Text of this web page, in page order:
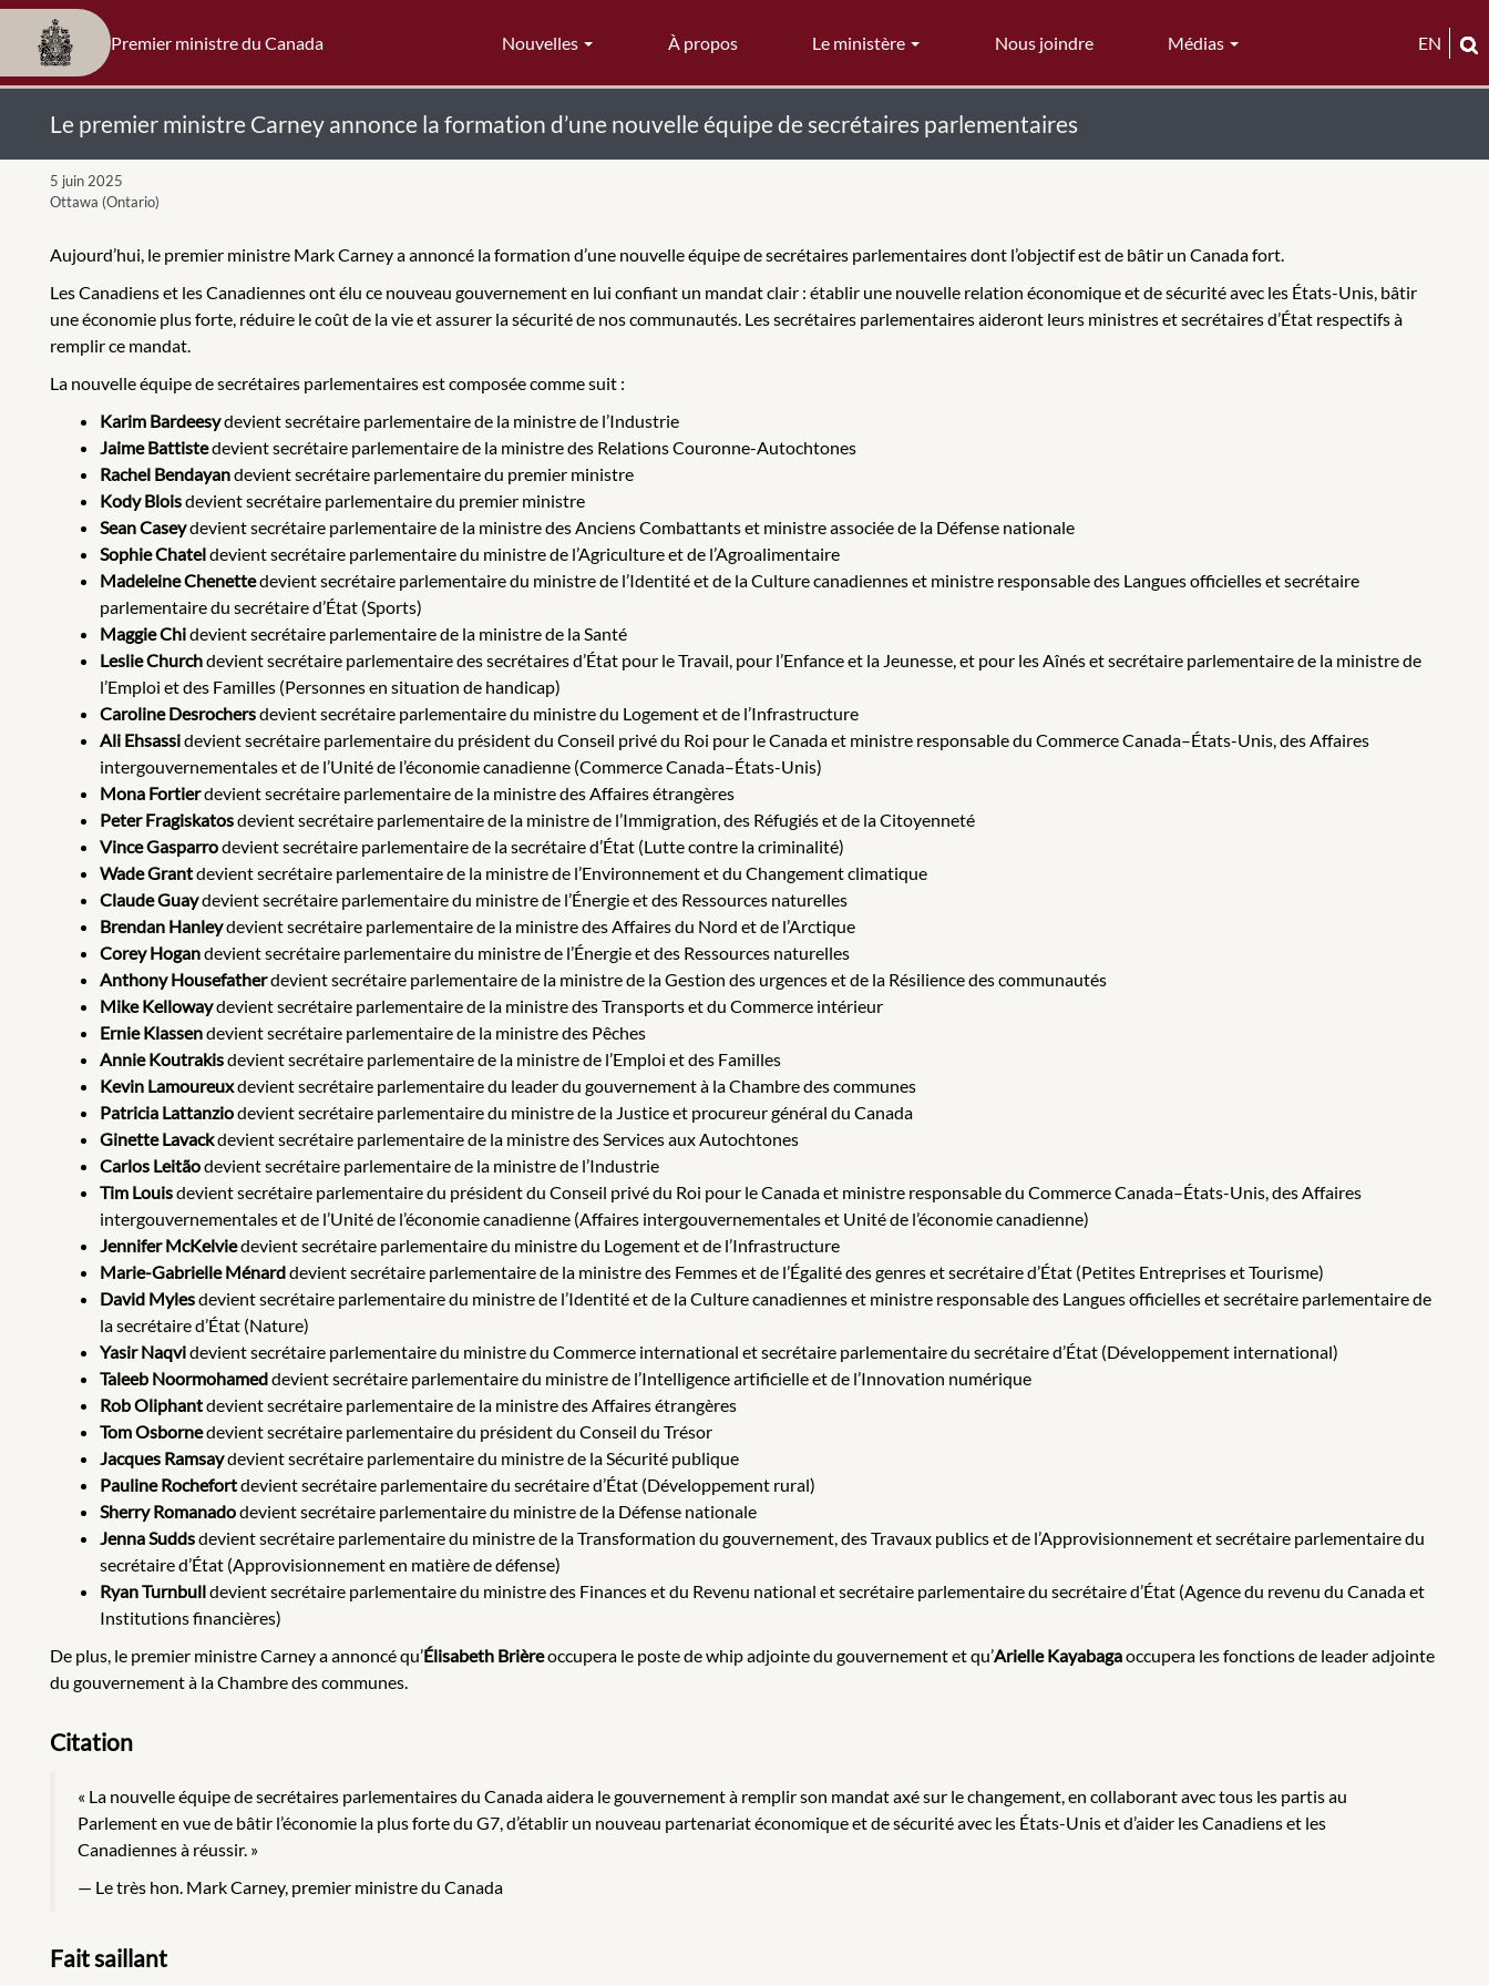
Premier ministre du Canada Nouvelles À propos Le ministère Nous joindre Médias EN
Le premier ministre Carney annonce la formation d’une nouvelle équipe de secrétaires parlementaires
5 juin 2025
Ottawa (Ontario)
Aujourd’hui, le premier ministre Mark Carney a annoncé la formation d’une nouvelle équipe de secrétaires parlementaires dont l’objectif est de bâtir un Canada fort.
Les Canadiens et les Canadiennes ont élu ce nouveau gouvernement en lui confiant un mandat clair : établir une nouvelle relation économique et de sécurité avec les États-Unis, bâtir
une économie plus forte, réduire le coût de la vie et assurer la sécurité de nos communautés. Les secrétaires parlementaires aideront leurs ministres et secrétaires d’État respectifs à
remplir ce mandat.
La nouvelle équipe de secrétaires parlementaires est composée comme suit :
Karim Bardeesydevient secrétaire parlementaire de la ministre de l’Industrie
Jaime Battistedevient secrétaire parlementaire de la ministre des Relations Couronne-Autochtones
Rachel Bendayandevient secrétaire parlementaire du premier ministre
Kody Bloisdevient secrétaire parlementaire du premier ministre
Sean Caseydevient secrétaire parlementaire de la ministre des Anciens Combattants et ministre associée de la Défense nationale
Sophie Chateldevient secrétaire parlementaire du ministre de l’Agriculture et de l’Agroalimentaire
Madeleine Chenettedevient secrétaire parlementaire du ministre de l’Identité et de la Culture canadiennes et ministre responsable des Langues officielles et secrétaire
parlementaire du secrétaire d’État (Sports)
Maggie Chidevient secrétaire parlementaire de la ministre de la Santé
Leslie Churchdevient secrétaire parlementaire des secrétaires d’État pour le Travail, pour l’Enfance et la Jeunesse, et pour les Aînés et secrétaire parlementaire de la ministre de
l’Emploi et des Familles (Personnes en situation de handicap)
Caroline Desrochersdevient secrétaire parlementaire du ministre du Logement et de l’Infrastructure
Ali Ehsassidevient secrétaire parlementaire du président du Conseil privé du Roi pour le Canada et ministre responsable du Commerce Canada–États-Unis, des Affaires
intergouvernementales et de l’Unité de l’économie canadienne (Commerce Canada–États-Unis)
Mona Fortierdevient secrétaire parlementaire de la ministre des Affaires étrangères
Peter Fragiskatosdevient secrétaire parlementaire de la ministre de l’Immigration, des Réfugiés et de la Citoyenneté
Vince Gasparrodevient secrétaire parlementaire de la secrétaire d’État (Lutte contre la criminalité)
Wade Grantdevient secrétaire parlementaire de la ministre de l’Environnement et du Changement climatique
Claude Guaydevient secrétaire parlementaire du ministre de l’Énergie et des Ressources naturelles
Brendan Hanleydevient secrétaire parlementaire de la ministre des Affaires du Nord et de l’Arctique
Corey Hogandevient secrétaire parlementaire du ministre de l’Énergie et des Ressources naturelles
Anthony Housefatherdevient secrétaire parlementaire de la ministre de la Gestion des urgences et de la Résilience des communautés
Mike Kellowaydevient secrétaire parlementaire de la ministre des Transports et du Commerce intérieur
Ernie Klassendevient secrétaire parlementaire de la ministre des Pêches
Annie Koutrakisdevient secrétaire parlementaire de la ministre de l’Emploi et des Familles
Kevin Lamoureuxdevient secrétaire parlementaire du leader du gouvernement à la Chambre des communes
Patricia Lattanziodevient secrétaire parlementaire du ministre de la Justice et procureur général du Canada
Ginette Lavackdevient secrétaire parlementaire de la ministre des Services aux Autochtones
Carlos Leitãodevient secrétaire parlementaire de la ministre de l’Industrie
Tim Louisdevient secrétaire parlementaire du président du Conseil privé du Roi pour le Canada et ministre responsable du Commerce Canada–États-Unis, des Affaires
intergouvernementales et de l’Unité de l’économie canadienne (Affaires intergouvernementales et Unité de l’économie canadienne)
Jennifer McKelviedevient secrétaire parlementaire du ministre du Logement et de l’Infrastructure
Marie-Gabrielle Ménarddevient secrétaire parlementaire de la ministre des Femmes et de l’Égalité des genres et secrétaire d’État (Petites Entreprises et Tourisme)
David Mylesdevient secrétaire parlementaire du ministre de l’Identité et de la Culture canadiennes et ministre responsable des Langues officielles et secrétaire parlementaire de
la secrétaire d’État (Nature)
Yasir Naqvidevient secrétaire parlementaire du ministre du Commerce international et secrétaire parlementaire du secrétaire d’État (Développement international)
Taleeb Noormohameddevient secrétaire parlementaire du ministre de l’Intelligence artificielle et de l’Innovation numérique
Rob Oliphantdevient secrétaire parlementaire de la ministre des Affaires étrangères
Tom Osbornedevient secrétaire parlementaire du président du Conseil du Trésor
Jacques Ramsaydevient secrétaire parlementaire du ministre de la Sécurité publique
Pauline Rochefortdevient secrétaire parlementaire du secrétaire d’État (Développement rural)
Sherry Romanadodevient secrétaire parlementaire du ministre de la Défense nationale
Jenna Suddsdevient secrétaire parlementaire du ministre de la Transformation du gouvernement, des Travaux publics et de l’Approvisionnement et secrétaire parlementaire du
secrétaire d’État (Approvisionnement en matière de défense)
Ryan Turnbulldevient secrétaire parlementaire du ministre des Finances et du Revenu national et secrétaire parlementaire du secrétaire d’État (Agence du revenu du Canada et
Institutions financières)
De plus, le premier ministre Carney a annoncé qu’Élisabeth Brièreoccupera le poste de whip adjointe du gouvernement et qu’Arielle Kayabagaoccupera les fonctions de leader adjointe
du gouvernement à la Chambre des communes.
Citation
« La nouvelle équipe de secrétaires parlementaires du Canada aidera le gouvernement à remplir son mandat axé sur le changement, en collaborant avec tous les partis au
Parlement en vue de bâtir l’économie la plus forte du G7, d’établir un nouveau partenariat économique et de sécurité avec les États-Unis et d’aider les Canadiens et les
Canadiennes à réussir. »
Le très hon. Mark Carney, premier ministre du Canada
Fait saillant